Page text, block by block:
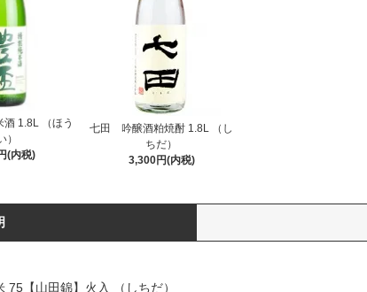
1.8L （ほう
）
(内税)
七田 吟醸酒粕焼酎 1.8L （し
ちだ）
3,300円(内税)
【山田錦】火入 （しちだ）